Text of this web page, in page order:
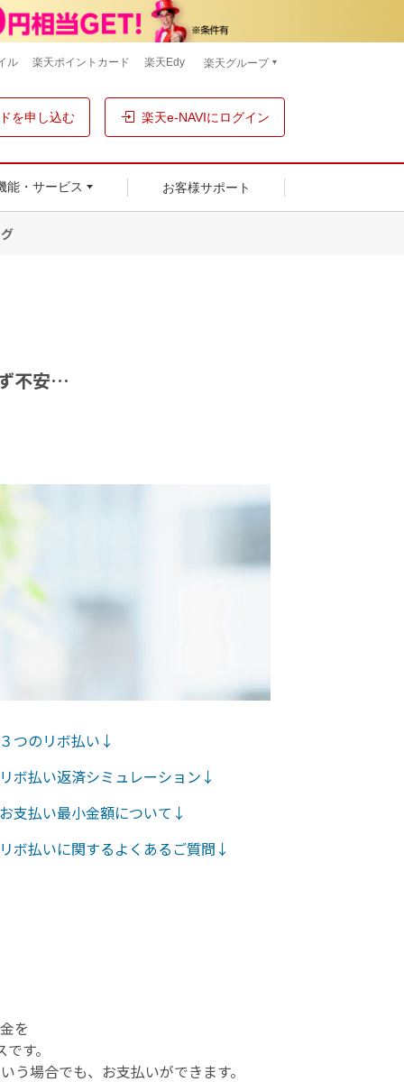
ル 楽天ポイントカード 楽天Edy 楽天グループ
を申し込む 楽天e-NAVIにログイン
能・サービス お客様サポート
不安…
つのリボ払い↓
ボ払い返済シミュレーション↓
支払い最小金額について↓
ボ払いに関するよくあるご質問↓
を
す。
場合でも、お支払いができます。